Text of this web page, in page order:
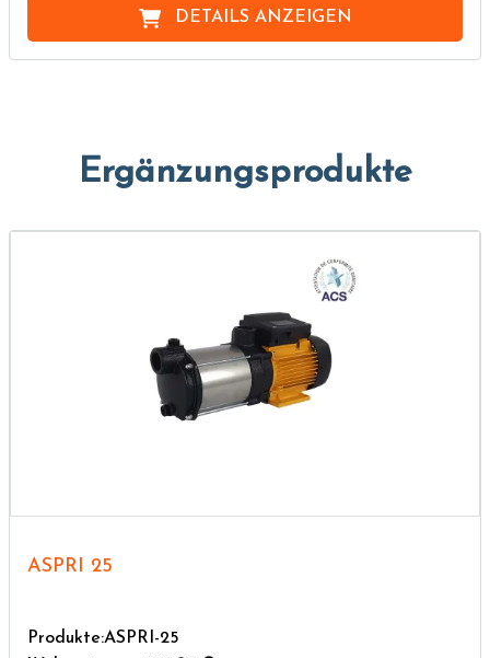
DETAILS ANZEIGEN
Ergänzungsprodukte
ASPRI 25
Produkte:ASPRI-25